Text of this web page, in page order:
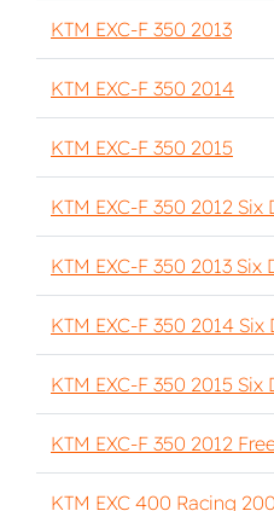
KTM EXC-F 350 2013
KTM EXC-F 350 2014
KTM EXC-F 350 2015
KTM EXC-F 350 2012 Six
KTM EXC-F 350 2013 Six
KTM EXC-F 350 2014 Six
KTM EXC-F 350 2015 Six
KTM EXC-F 350 2012
KTM EXC 400 Racing